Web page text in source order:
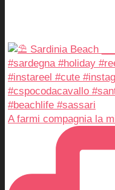
A farmi compagnia la